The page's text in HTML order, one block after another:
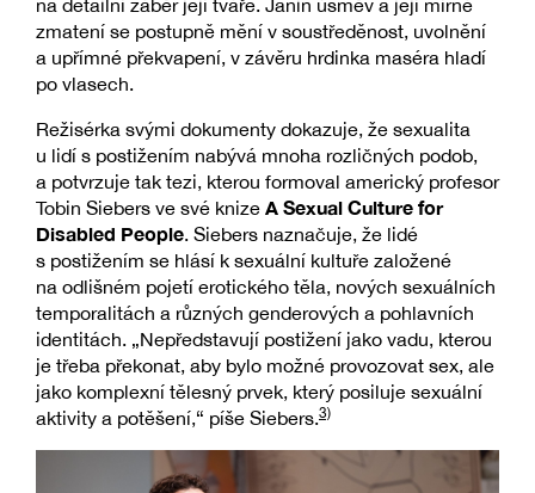
zmatení se postupně mění v soustředěnost, uvolnění
a upřímné překvapení, v závěru hrdinka maséra hladí
po vlasech.
Režisérka svými dokumenty dokazuje, že sexualita
u lidí s postižením nabývá mnoha rozličných podob,
a potvrzuje tak tezi, kterou formoval americký profesor
Tobin Siebers ve své knize A Sexual Culture for
Disabled People. Siebers naznačuje, že lidé
s postižením se hlásí k sexuální kultuře založené
na odlišném pojetí erotického těla, nových sexuálních
temporalitách a různých genderových a pohlavních
identitách. „Nepředstavují postižení jako vadu, kterou
je třeba překonat, aby bylo možné provozovat sex, ale
jako komplexní tělesný prvek, který posiluje sexuální
aktivity a potěšení,“ píše Siebers.3)